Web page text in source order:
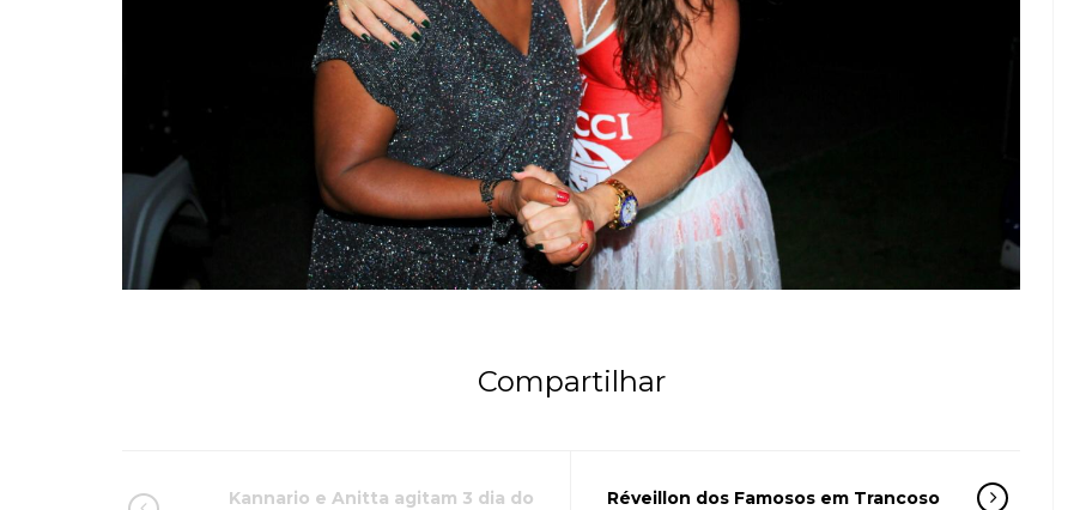
Compartilhar
Kannario e Anitta agitam 3 dia do
Réveillon dos Famosos em Trancoso